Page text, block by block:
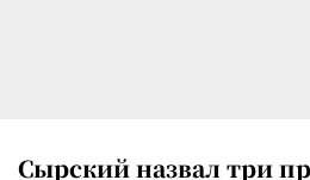
Сырский назвал три